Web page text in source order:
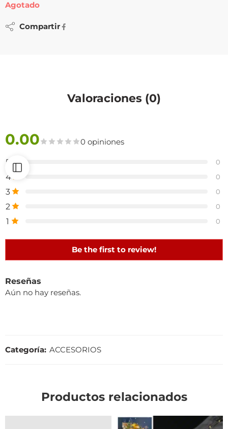
Agotado
Compartir
Valoraciones (0)
0.00 0 opiniones
5 0
4 0
3 0
2 0
1 0
Be the first to review!
Reseñas
Aún no hay reseñas.
Categoría: ACCESORIOS
Productos relacionados